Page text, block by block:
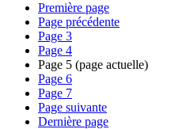
Première page
Page précédente
Page 3
Page 4
Page 5 (page actuelle)
Page 6
Page 7
Page suivante
Dernière page